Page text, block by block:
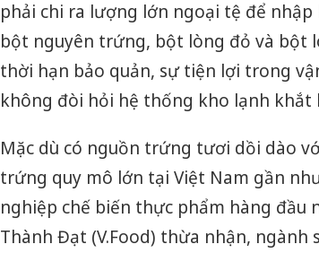
phải chi ra lượng lớn ngoại tệ để
bột nguyên trứng, bột lòng đỏ và bột
thời hạn bảo quản, sự tiện lợi trong
không đòi hỏi hệ thống kho lạnh
Mặc dù có nguồn trứng tươi dồi dào
trứng quy mô lớn tại Việt Nam gần
nghiệp chế biến thực phẩm hàng đầu
Thành Đạt (V.Food) thừa nhận,